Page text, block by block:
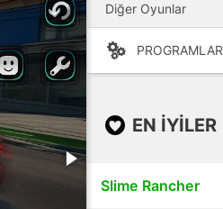
Diğer Oyunlar
PROGRAMLAR
EN IYILER
Slime Rancher